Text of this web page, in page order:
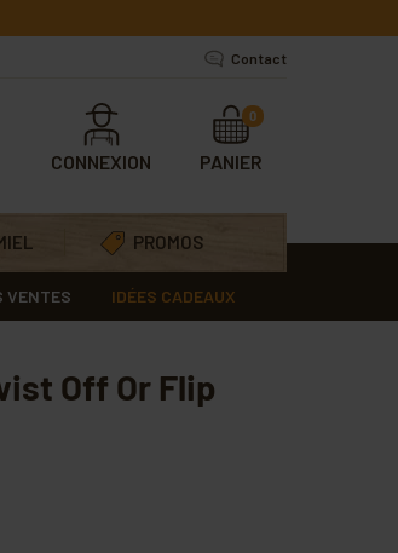
Contact
CONNEXION PANIER
0
PROMOS
VENTES IDÉES CADEAUX
Off Or Flip